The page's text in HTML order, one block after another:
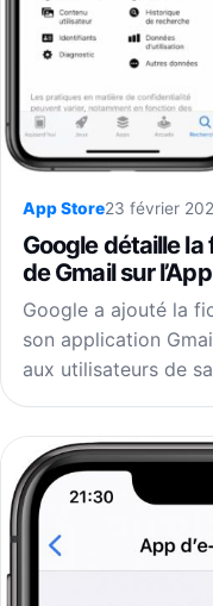
App Store23 février
Google détaille
de Gmail sur
Google a ajouté la
son application
aux utilisateurs de